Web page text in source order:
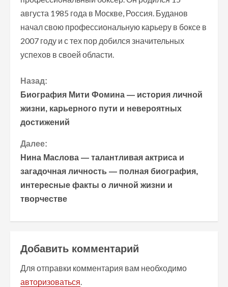
августа 1985 года в Москве, Россия. Буданов
начал свою профессиональную карьеру в боксе в
2007 году и с тех пор добился значительных
успехов в своей области.
П
р
о
д
о
л
т
ь
Назад:
Биография Мити Фомина — история личной
жизни, карьерного пути и невероятных
достижений
Далее:
Нина Маслова — талантливая актриса и
загадочная личность — полная биография,
интересные факты о личной жизни и
творчестве
Добавить комментарий
Для отправки комментария вам необходимо
авторизоваться.